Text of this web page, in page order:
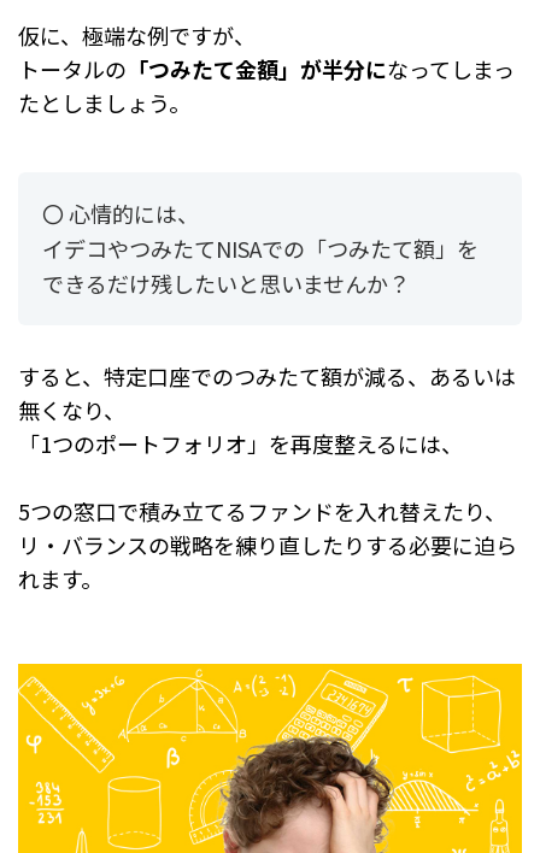
仮に、極端な例ですが、
トータルの 「つみたて金額」が半分になってしまっ
たとしましょう。
〇 心情的には、
イデコやつみたてNISAでの「つみたて額」を
できるだけ残したいと思いませんか？
すると、特定口座でのつみたて額が減る、あるいは
無くなり、
「1つのポートフォリオ」を再度整えるには、
5つの窓口で積み立てるファンドを入れ替えたり、
リ・バランスの戦略を練り直したりする必要に迫ら
れます。